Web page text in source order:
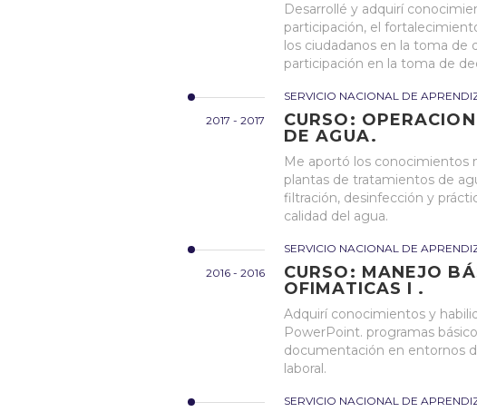
Desarrollé y adquirí
participación, el
los ciudadanos en la toma
participación en la toma de
2017 - 2017
SERVICIO NACIONAL DE
CURSO:
DE AGUA.
Me aportó los conocimientos
plantas de tratamientos de
filtración, desinfección y
calidad del agua.
2016 - 2016
SERVICIO NACIONAL DE
CURSO: MANEJO
OFIMATICAS I .
Adquirí conocimientos y
PowerPoint. programas
documentación en entornos
laboral.
SERVICIO NACIONAL DE